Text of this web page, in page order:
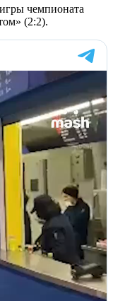
чемпионата
(2:2).